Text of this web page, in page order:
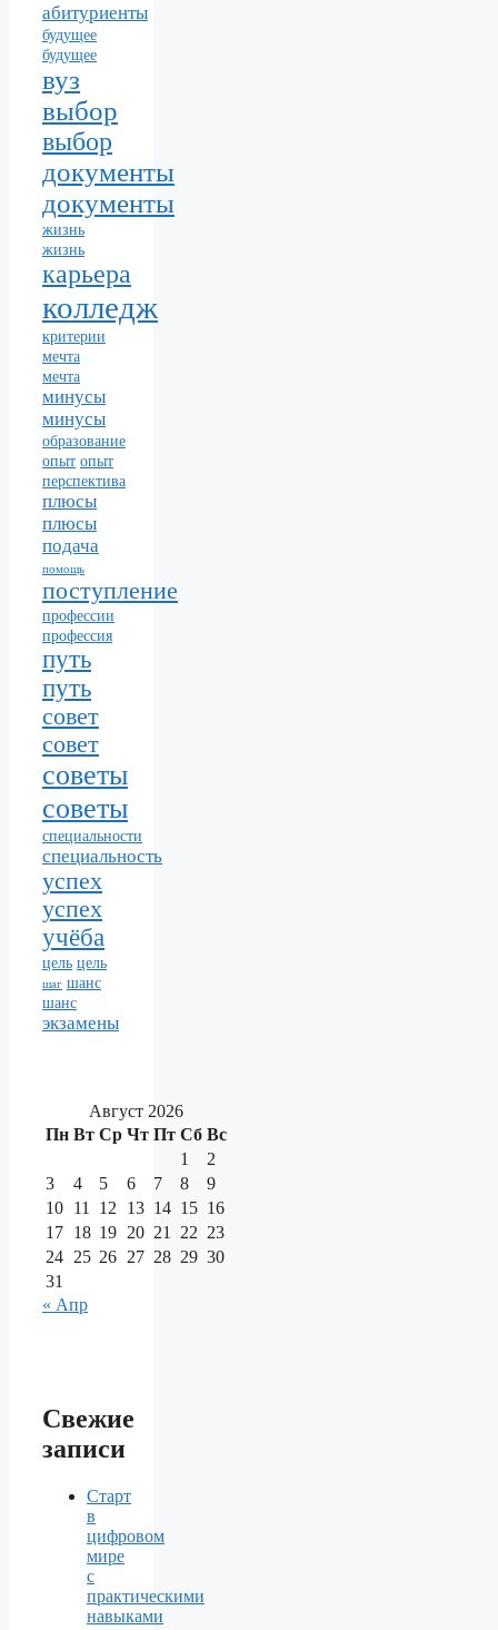
абитуриенты
будущее
будущее
вуз
выбор
выбор
документы
документы
жизнь
жизнь
карьера
колледж
критерии
мечта
мечта
минусы
минусы
образование
опыт опыт
перспектива
плюсы
плюсы
подача
помощь
поступление
профессии
профессия
путь
путь
совет
совет
советы
советы
специальности
специальность
успех
успех
учёба
цель цель
шаг шанс
шанс
экзамены
Август 2026
Пн Вт Ср Чт Пт Сб Вс
1
2
3
4 5 6 7 8
9
10 11 12 13 14 15 16
17 18 19 20 21 22 23
24 25 26 27 28 29 30
31
« Апр
Свежие
записи
Старт
в
цифровом
мире
с
практическими
навыками